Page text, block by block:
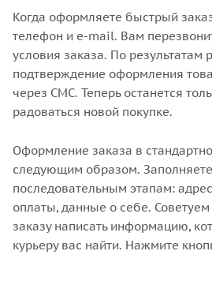
Когда оформляете быстрый
телефон и e-mail. Вам
условия заказа. По результатам
подтверждение оформления
через СМС. Теперь останется
радоваться новой покупке.
Оформление заказа в
следующим образом.
последовательным этапам:
оплаты, данные о себе.
заказу написать информацию,
курьеру вас найти. Нажмите